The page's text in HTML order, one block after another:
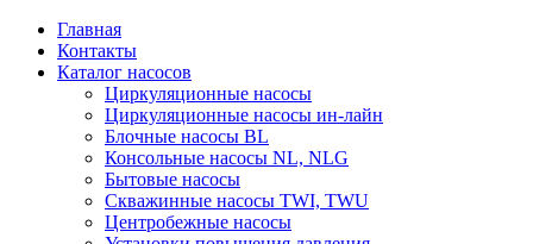
Главная
Контакты
Каталог насосов
Циркуляционные насосы
Циркуляционные насосы ин-лайн
Блочные насосы BL
Консольные насосы NL, NLG
Бытовые насосы
Скважинные насосы TWI, TWU
Центробежные насосы